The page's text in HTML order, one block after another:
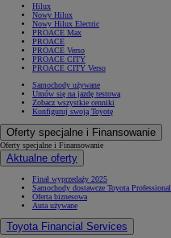
Hilux
Nowy Hilux
Nowy Hilux Electric
PROACE Max
PROACE
PROACE Verso
PROACE CITY
PROACE CITY Verso
Samochody używane
Umów się na jazdę testową
Zobacz wszystkie cenniki
Konfiguruj swoją Toyotę
Oferty specjalne i Finansowanie
Oferty specjalne i Finansowanie
Aktualne oferty
Finał wyprzedaży 2025
Samochody dostawcze Toyota Professional
Oferta biznesowa
Auta używane
Toyota Financial Services